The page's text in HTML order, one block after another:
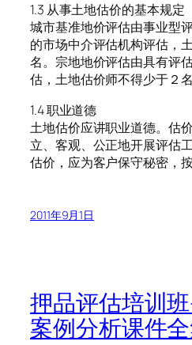
1.3 从事土地估价的基本规定
城市基准地价评估由事业型
的市场中介评估机构评估，
名。宗地地价评估由具有评
估，土地估价师不得少于２名
1.4 职业道德
土地估价应讲职业道德。估
立、客观、公正地开展评估
估价，应为客户保守秘密，按
2011年9月1日
押品评估培训
案例分析课件